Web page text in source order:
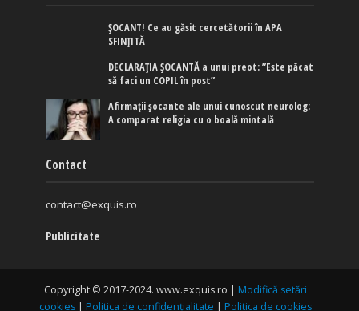
ȘOCANT! Ce au găsit cercetătorii în APA
SFINȚITĂ
DECLARAȚIA ȘOCANTĂ a unui preot: ”Este păcat
să faci un COPIL în post”
Afirmaţii şocante ale unui cunoscut neurolog:
A comparat religia cu o boală mintală
Contact
contact@exquis.ro
Publicitate
Copyright © 2017-2024. www.exquis.ro | Modifică setări
cookies | Politica de confidențialitate | Politica de cookies